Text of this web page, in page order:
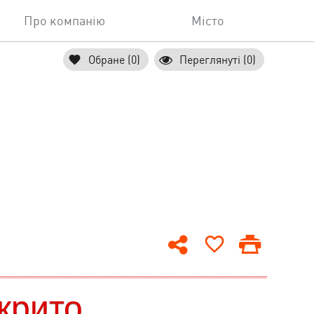
Про компанію Місто
Обране (0) Переглянуті (0)